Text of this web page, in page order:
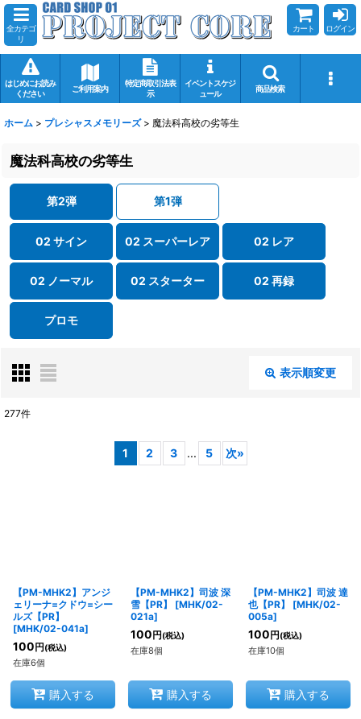
全カテゴ
リ
カート ログイン
はじめにお読み
ください
ご利用案内
特定商取引法表
示
イベントスケジ
ュール
商品検索
ホーム > プレシャスメモリーズ > 魔法科高校の劣等生
魔法科高校の劣等生
第2弾 第1弾
02 サイン 02 スーパーレア 02 レア
02 ノーマル 02 スターター 02 再録
プロモ
表示順変更
277件
1 2 3 ... 5 次»
【PM-MHK2】アンジ
ェリーナ=クドウ=シー
ルズ【PR】
[MHK/02-041a]
100 円 (税込)
在庫6個
購入する
【PM-MHK2】司波 深
雪【PR】
[MHK/02-
021a]
100 円 (税込)
在庫8個
購入する
【PM-MHK2】司波 達
也【PR】
[MHK/02-
005a]
100 円 (税込)
在庫10個
購入する